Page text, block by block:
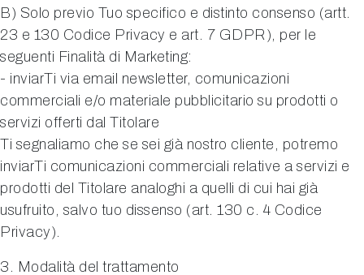
B) Solo previo Tuo specifico e distinto consenso (artt.
23 e 130 Codice Privacy e art. 7 GDPR), per le
seguenti Finalità di Marketing:
- inviarTi via email newsletter, comunicazioni
commerciali e/o materiale pubblicitario su prodotti o
servizi offerti dal Titolare
Ti segnaliamo che se sei già nostro cliente, potremo
inviarTi comunicazioni commerciali relative a servizi e
prodotti del Titolare analoghi a quelli di cui hai già
usufruito, salvo tuo dissenso (art. 130 c. 4 Codice
Privacy).
3. Modalità del trattamento